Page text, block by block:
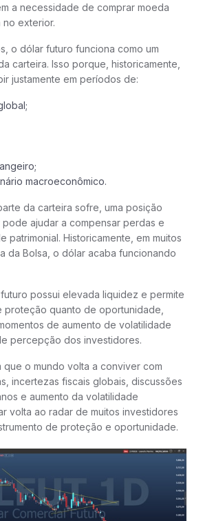
a necessidade de comprar moeda
no exterior.
o dólar futuro funciona como um
carteira. Isso porque, historicamente,
justamente em períodos de:
macroeconômico.
da carteira sofre, uma posição
ajudar a compensar perdas e
patrimonial. Historicamente, em muitos
da Bolsa, o dólar acaba funcionando
possui elevada liquidez e permite
quanto de oportunidade,
de aumento de volatilidade
percepção dos investidores.
que o mundo volta a conviver com
incertezas fiscais globais, discussões
e aumento da volatilidade
volta ao radar de muitos investidores
de proteção e oportunidade.